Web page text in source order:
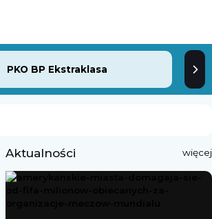
PKO BP Ekstraklasa
Aktualności więcej